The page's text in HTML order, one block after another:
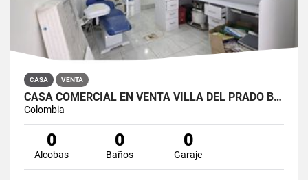
CASA VENTA
CASA COMERCIAL EN VENTA VILLA DEL PRADO BOGOTÁ NORTE
Colombia
0
Alcobas
0
Baños
0
Garaje